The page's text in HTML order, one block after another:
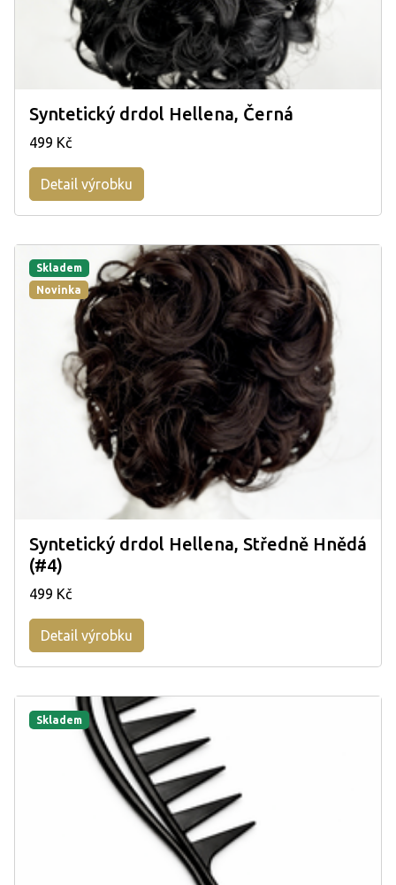
Syntetický drdol Hellena, Černá
499 Kč
Detail výrobku
Skladem
Novinka
Syntetický drdol Hellena, Středně Hnědá
(#4)
499 Kč
Detail výrobku
Skladem